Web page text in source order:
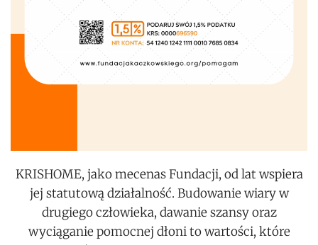
KRISHOME, jako mecenas Fundacji, od lat wspiera
jej statutową działalność. Budowanie wiary w
drugiego człowieka, dawanie szansy oraz
wyciąganie pomocnej dłoni to wartości, które